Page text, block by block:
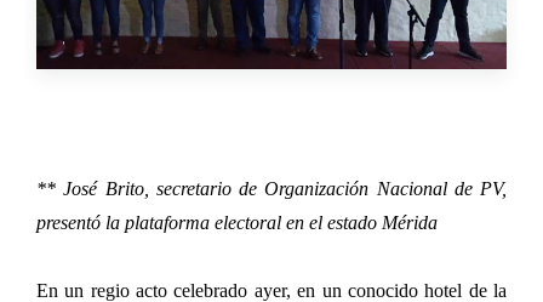
** José Brito, secretario de Organización Nacional de PV,
presentó la plataforma electoral en el estado Mérida
En un regio acto celebrado ayer, en un conocido hotel de la